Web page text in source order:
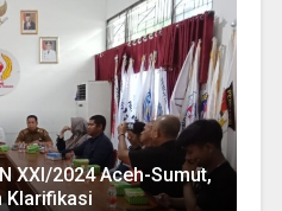
XXI/2024 Aceh-Sumut,
Klarifikasi